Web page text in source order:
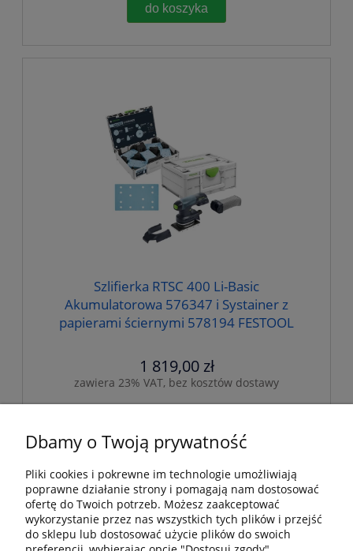
do koszyka
Szlifierka RTSC 400 Li-Basic
Akumulatorowa 576347 i Systainer z
papierami ściernymi 578194 FESTOOL
1 819,00 zł
zawiera 23% VAT, bez kosztów dostawy
Pomoc
Dostawa i dostawa
Dbamy o Twoją prywatność
Pliki cookies i pokrewne im technologie umożliwiają
poprawne działanie strony i pomagają nam dostosować
ofertę do Twoich potrzeb. Możesz zaakceptować
wykorzystanie przez nas wszystkich tych plików i przejść
do sklepu lub dostosować użycie plików do swoich